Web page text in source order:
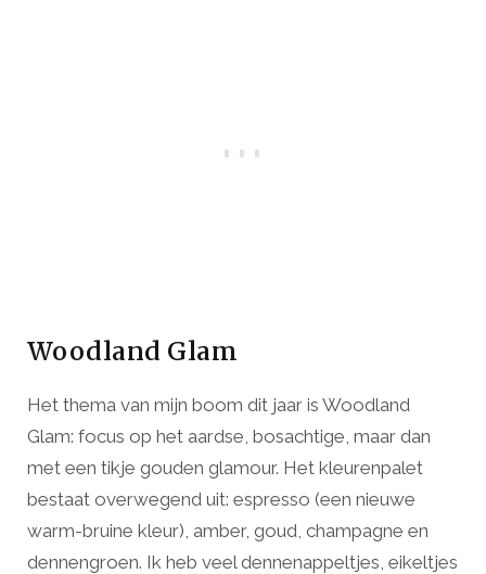
Woodland Glam
Het thema van mijn boom dit jaar is Woodland
Glam: focus op het aardse, bosachtige, maar dan
met een tikje gouden glamour. Het kleurenpalet
bestaat overwegend uit: espresso (een nieuwe
warm-bruine kleur), amber, goud, champagne en
dennengroen. Ik heb veel dennenappeltjes, eikeltjes